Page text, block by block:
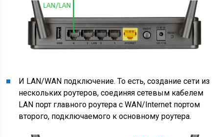
И LAN/WAN подключение. То есть, создание сети из
нескольких роутеров, соединяя сетевым кабелем
LAN порт главного роутера с WAN/Internet портом
второго, подключаемого к основному роутера.